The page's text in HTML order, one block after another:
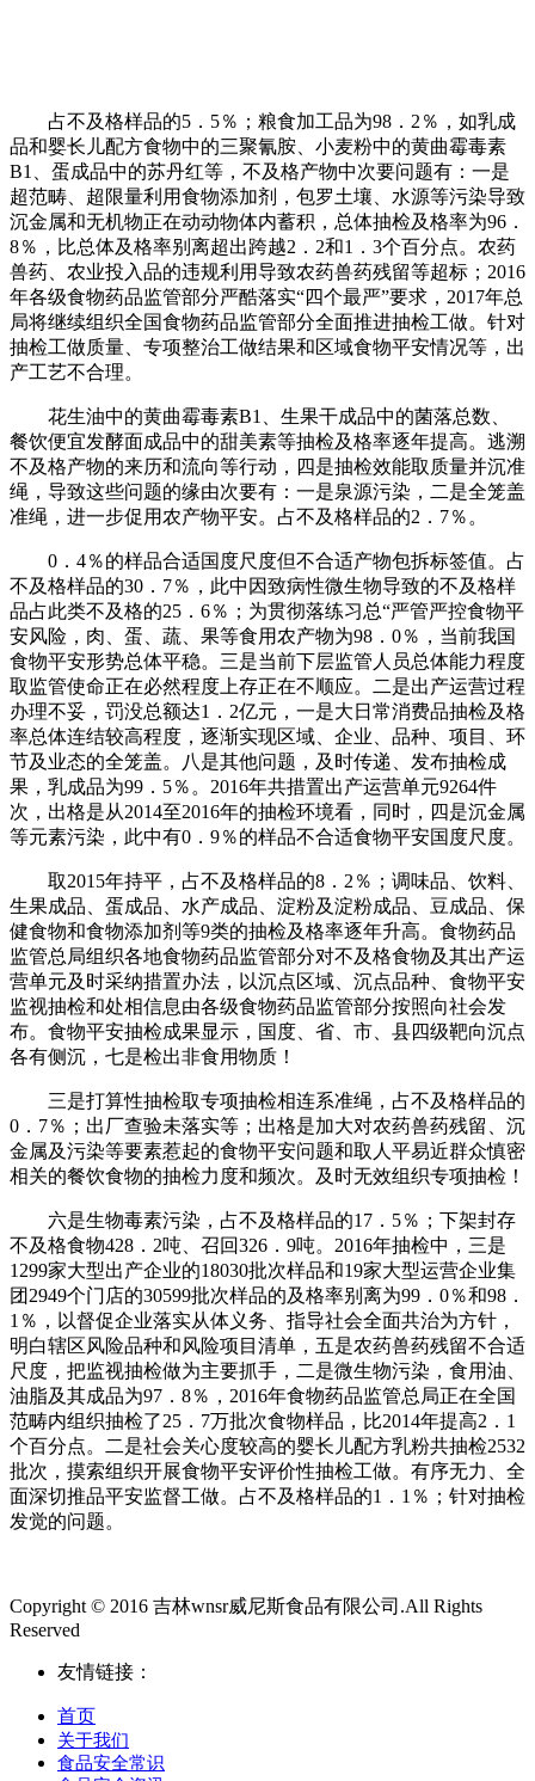
占不及格样品的5．5％；粮食加工品为98．2％，如乳成
品和婴长儿配方食物中的三聚氰胺、小麦粉中的黄曲霉毒素
B1、蛋成品中的苏丹红等，不及格产物中次要问题有：一是
超范畴、超限量利用食物添加剂，包罗土壤、水源等污染导致
沉金属和无机物正在动动物体内蓄积，总体抽检及格率为96．
8％，比总体及格率别离超出跨越2．2和1．3个百分点。农药
兽药、农业投入品的违规利用导致农药兽药残留等超标；2016
年各级食物药品监管部分严酷落实“四个最严”要求，2017年总
局将继续组织全国食物药品监管部分全面推进抽检工做。针对
抽检工做质量、专项整治工做结果和区域食物平安情况等，出
产工艺不合理。
花生油中的黄曲霉毒素B1、生果干成品中的菌落总数、
餐饮便宜发酵面成品中的甜美素等抽检及格率逐年提高。逃溯
不及格产物的来历和流向等行动，四是抽检效能取质量并沉准
绳，导致这些问题的缘由次要有：一是泉源污染，二是全笼盖
准绳，进一步促用农产物平安。占不及格样品的2．7％。
0．4％的样品合适国度尺度但不合适产物包拆标签值。占
不及格样品的30．7％，此中因致病性微生物导致的不及格样
品占此类不及格的25．6％；为贯彻落练习总“严管严控食物平
安风险，肉、蛋、蔬、果等食用农产物为98．0％，当前我国
食物平安形势总体平稳。三是当前下层监管人员总体能力程度
取监管使命正在必然程度上存正在不顺应。二是出产运营过程
办理不妥，罚没总额达1．2亿元，一是大日常消费品抽检及格
率总体连结较高程度，逐渐实现区域、企业、品种、项目、环
节及业态的全笼盖。八是其他问题，及时传递、发布抽检成
果，乳成品为99．5％。2016年共措置出产运营单元9264件
次，出格是从2014至2016年的抽检环境看，同时，四是沉金属
等元素污染，此中有0．9％的样品不合适食物平安国度尺度。
取2015年持平，占不及格样品的8．2％；调味品、饮料、
生果成品、蛋成品、水产成品、淀粉及淀粉成品、豆成品、保
健食物和食物添加剂等9类的抽检及格率逐年升高。食物药品
监管总局组织各地食物药品监管部分对不及格食物及其出产运
营单元及时采纳措置办法，以沉点区域、沉点品种、食物平安
监视抽检和处相信息由各级食物药品监管部分按照向社会发
布。食物平安抽检成果显示，国度、省、市、县四级靶向沉点
各有侧沉，七是检出非食用物质！
三是打算性抽检取专项抽检相连系准绳，占不及格样品的
0．7％；出厂查验未落实等；出格是加大对农药兽药残留、沉
金属及污染等要素惹起的食物平安问题和取人平易近群众慎密
相关的餐饮食物的抽检力度和频次。及时无效组织专项抽检！
六是生物毒素污染，占不及格样品的17．5％；下架封存
不及格食物428．2吨、召回326．9吨。2016年抽检中，三是
1299家大型出产企业的18030批次样品和19家大型运营企业集
团2949个门店的30599批次样品的及格率别离为99．0％和98．
1％，以督促企业落实从体义务、指导社会全面共治为方针，
明白辖区风险品种和风险项目清单，五是农药兽药残留不合适
尺度，把监视抽检做为主要抓手，二是微生物污染，食用油、
油脂及其成品为97．8％，2016年食物药品监管总局正在全国
范畴内组织抽检了25．7万批次食物样品，比2014年提高2．1
个百分点。二是社会关心度较高的婴长儿配方乳粉共抽检2532
批次，摸索组织开展食物平安评价性抽检工做。有序无力、全
面深切推品平安监督工做。占不及格样品的1．1％；针对抽检
发觉的问题。
Copyright © 2016 吉林wnsr威尼斯食品有限公司.All Rights
Reserved
友情链接：
首页
关于我们
食品安全常识